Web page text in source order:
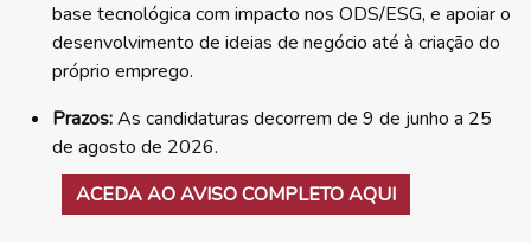
base tecnológica com impacto nos ODS/ESG, e apoiar o
desenvolvimento de ideias de negócio até à criação do
próprio emprego.
Prazos:As candidaturas decorrem de 9 de junho a 25
de agosto de 2026.
ACEDA AO AVISO COMPLETO AQUI